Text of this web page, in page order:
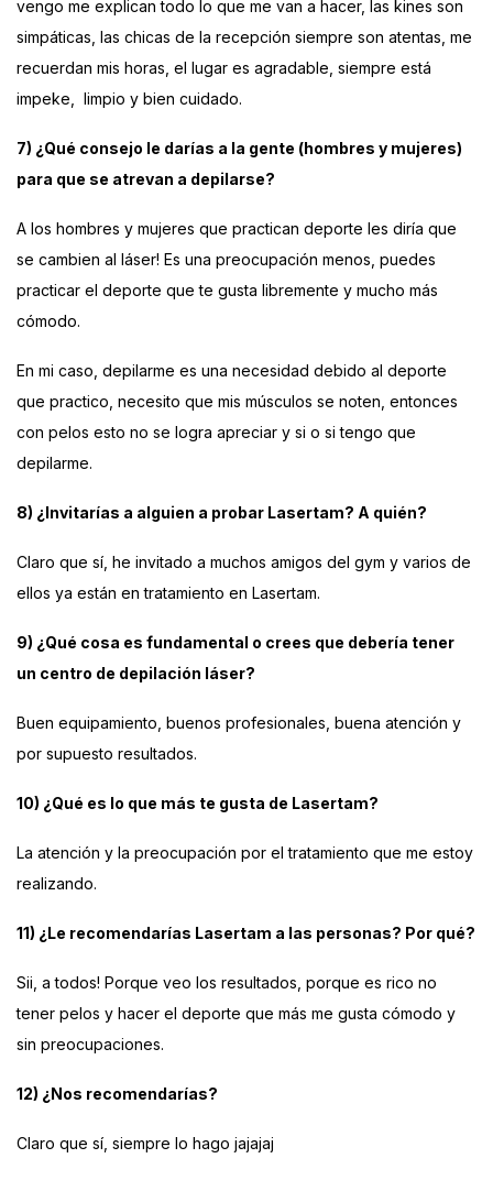
vengo me explican todo lo que me van a hacer, las kines son
simpáticas, las chicas de la recepción siempre son atentas, me
recuerdan mis horas, el lugar es agradable, siempre está
impeke,
limpio y bien cuidado.
7) ¿Qué consejo le darías a la gente (hombres y mujeres)
para que se atrevan a depilarse?
A los hombres y mujeres que practican deporte les diría que
se cambien al láser! Es una preocupación menos, puedes
practicar el deporte que te gusta libremente y mucho más
cómodo.
En mi caso, depilarme es una necesidad debido al deporte
que practico, necesito que mis músculos se noten, entonces
con pelos esto no se logra apreciar y si o si tengo que
depilarme.
8) ¿Invitarías a alguien a probar Lasertam? A quién?
Claro que sí, he invitado a muchos amigos del gym y varios de
ellos ya están en tratamiento en Lasertam.
9) ¿Qué cosa es fundamental o crees que debería tener
un centro de depilación láser?
Buen equipamiento, buenos profesionales, buena atención y
por supuesto resultados.
10) ¿Qué es lo que más te gusta de Lasertam?
La atención y la preocupación por el tratamiento que me estoy
realizando.
11) ¿Le recomendarías Lasertam a las personas? Por qué?
Sii, a todos! Porque veo los resultados, porque es rico no
tener pelos y hacer el deporte que más me gusta cómodo y
sin preocupaciones.
12) ¿Nos recomendarías?
Claro que sí, siempre lo hago jajajaj